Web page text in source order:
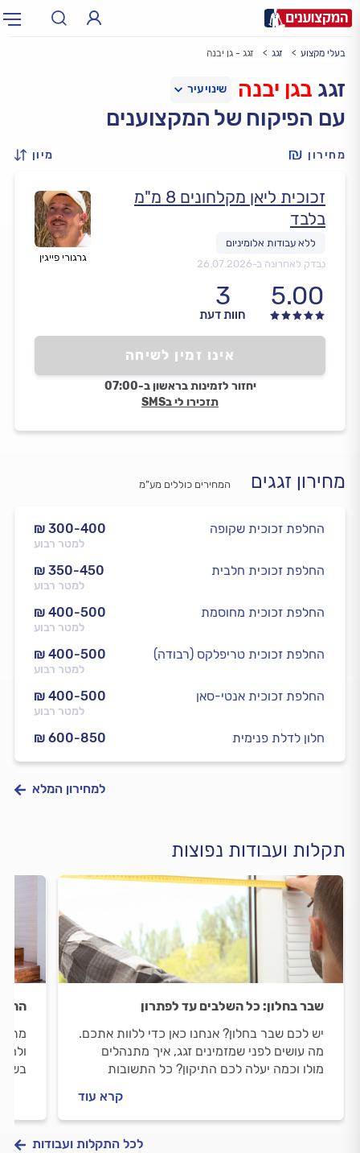
עירעיר: תל אביב, חיפה…
בעלי מקצוע זגג זגג - גן יבנה
זגג בגן יבנה
עם הפיקוח של המקצוענים
מחירון מיון
גרגורי פייגין
זכוכית ליאן מקלחונים 8 מ"מ
בלבד
נבדק לאחרונה ב-26.07.2026
5.00
3
חוות דעת
אינו זמין לשיחה
יחזור לזמינות בראשון ב-07:00
תזכירו לי בSMS
מחירון זגגים המחירים כוללים מע”מ
₪ 300-400
למטר רבוע
החלפת זכוכית שקופה
₪ 350-450
למטר רבוע
החלפת זכוכית חלבית
₪ 400-500
למטר רבוע
החלפת זכוכית מחוסמת
₪ 400-500
למטר רבוע
החלפת זכוכית טריפלקס (רבודה)
₪ 400-500
למטר רבוע
החלפת זכוכית אנטי-סאן
₪ 600-850 חלון לדלת פנימית
למחירון המלא
תקלות ועבודות נפוצות
שבר בחלון: כל השלבים עד לפתרון
יש לכם שבר בחלון? אנחנו כאן כדי ללוות אתכם.
מה עושים לפני שמזמינים זגג, איך מתנהלים
מולו וכמה יעלה לכם התיקון? כל התשובות
קרא עוד
לכל התקלות ועבודות